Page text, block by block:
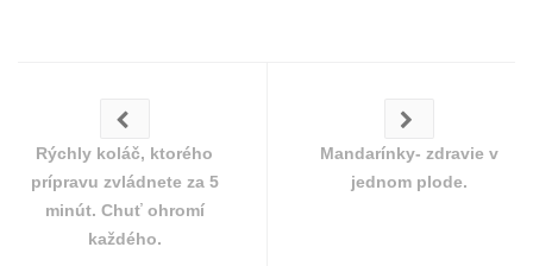
Rýchly koláč, ktorého
prípravu zvládnete za 5
minút. Chuť ohromí
každého.
Mandarínky- zdravie v
jednom plode.